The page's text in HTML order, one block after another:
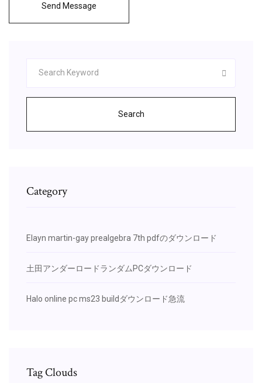
Send Message
Search
Category
Elayn martin-gay prealgebra 7th pdfのダウンロード
土田アンダーロードランダムPCダウンロード
Halo online pc ms23 buildダウンロード急流
Tag Clouds